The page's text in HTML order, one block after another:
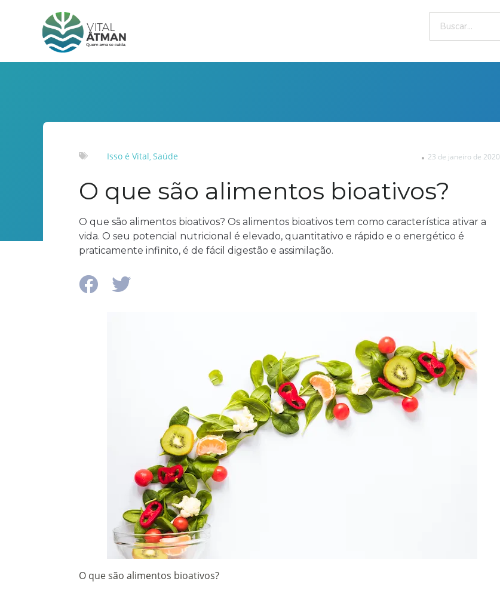
Isso é Vital, Saúde 23 de janeiro de 2020
O que são alimentos bioativos?
O que são alimentos bioativos? Os alimentos bioativos tem como característica ativar a
vida. O seu potencial nutricional é elevado, quantitativo e rápido e o energético é
praticamente infinito, é de fácil digestão e assimilação.
O que são alimentos bioativos?